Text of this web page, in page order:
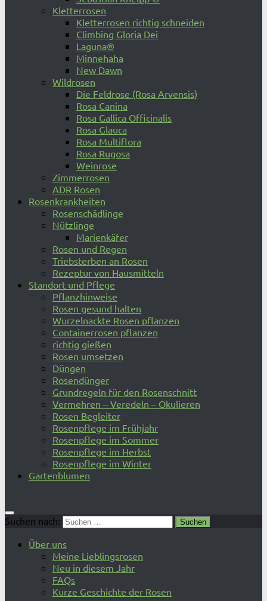
Kletterrosen
Kletterrosen richtig schneiden
Climbing Gloria Dei
Laguna®
Minnehaha
New Dawn
Wildrosen
Die Feldrose (Rosa Arvensis)
Rosa Canina
Rosa Gallica Officinalis
Rosa Glauca
Rosa Multiflora
Rosa Rugosa
Weinrose
Zimmerrosen
ADR Rosen
Rosenkrankheiten
Rosenschädlinge
Nützlinge
Marienkäfer
Rosen und Regen
Triebsterben an Rosen
Rezeptur von Hausmitteln
Standort und Pflege
Pflanzhinweise
Rosen gesund halten
Wurzelnackte Rosen pflanzen
Containerrosen pflanzen
richtig gießen
Rosen umsetzen
Düngen
Rosendünger
Grundregeln für den Rosenschnitt
Vermehren – Veredeln – Okulieren
Rosen Begleiter
Rosenpflege im Frühjahr
Rosenpflege im Sommer
Rosenpflege im Herbst
Rosenpflege im Winter
Gartenblumen
Suchen nach:
Über uns
Meine Lieblingsrosen
Neu in diesem Jahr
FAQs
Kurze Geschichte der Rosen